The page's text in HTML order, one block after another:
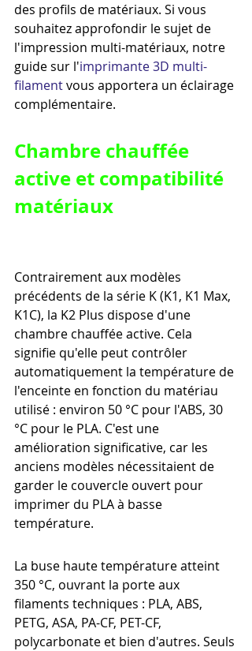
des profils de matériaux. Si vous
souhaitez approfondir le sujet de
l'impression multi-matériaux, notre
guide sur l'imprimante 3D multi-
filament vous apportera un éclairage
complémentaire.
Chambre chauffée
active et compatibilité
matériaux
Contrairement aux modèles
précédents de la série K (K1, K1 Max,
K1C), la K2 Plus dispose d'une
chambre chauffée active. Cela
signifie qu'elle peut contrôler
automatiquement la température de
l'enceinte en fonction du matériau
utilisé : environ 50 °C pour l'ABS, 30
°C pour le PLA. C'est une
amélioration significative, car les
anciens modèles nécessitaient de
garder le couvercle ouvert pour
imprimer du PLA à basse
température.
La buse haute température atteint
350 °C, ouvrant la porte aux
filaments techniques : PLA, ABS,
PETG, ASA, PA-CF, PET-CF,
polycarbonate et bien d'autres. Seuls